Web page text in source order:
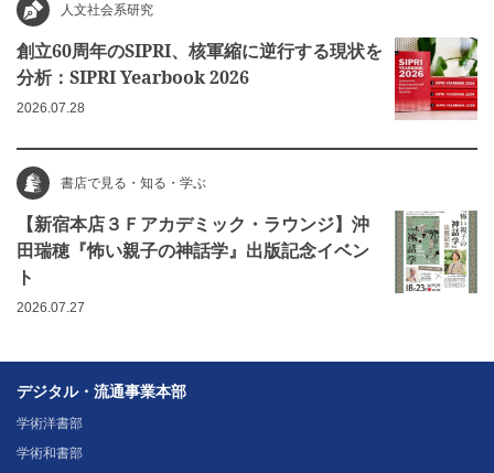
人文社会系研究
創立60周年のSIPRI、核軍縮に逆行する現状を
分析：SIPRI Yearbook 2026
2026.07.28
書店で見る・知る・学ぶ
【新宿本店３Ｆアカデミック・ラウンジ】沖
田瑞穂『怖い親子の神話学』出版記念イベン
ト
2026.07.27
デジタル・流通事業本部
学術洋書部
学術和書部